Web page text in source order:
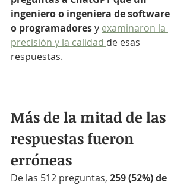
ingeniero o ingeniera de software
o programadores y examinaron la
precisión y la calidad de esas
respuestas.
Más de la mitad de las
respuestas fueron
erróneas
De las 512 preguntas, 259 (52%) de